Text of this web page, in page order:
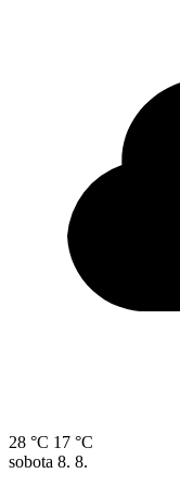
28 °C 17 °C
sobota 8. 8.